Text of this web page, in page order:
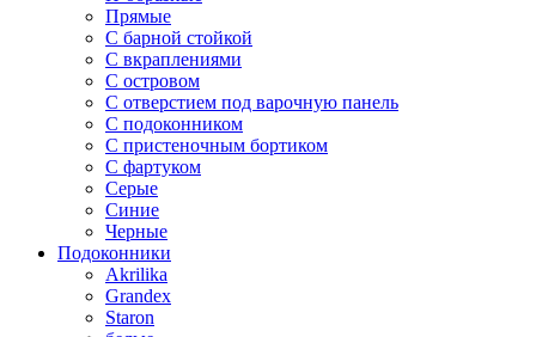
Прямые
С барной стойкой
С вкраплениями
С островом
С отверстием под варочную панель
С подоконником
С пристеночным бортиком
С фартуком
Серые
Синие
Черные
Подоконники
Akrilika
Grandex
Staron